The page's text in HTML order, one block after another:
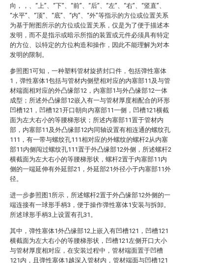
向，，、“上”、“下”、“前”、“后”、“左”、“右”、“竖直”、
“水平”、“顶”、“底”、“内”、“外”等指示的方位或位置关系
为基于附图所示的方位或位置关系，仅是为了便于描述本
发明，而不是指示或暗示所指的装置或元件必须具有特定
的方位、以特定的方位构造和操作，因此不能理解为对本
发明的限制。
参照图1可知，一种塑料管材旋挤封口件，包括弹性塞体
1，弹性塞体1包括与管材内侧壁相对应的内塞部11及与管
材端面相对应的外凸缘部12，内塞部1与外凸缘部12一体
成型；所述外凸缘部12嵌入有一与管材厚度相配合的环形
凹槽121，凹槽121开口朝向内塞部11一侧，凹槽121横截
面为左大右小的等腰梯形状；所述内塞部11置于管材内
部，内塞部11及外凸缘部12内同轴设置有相连通的螺纹孔
111，有一带与螺纹孔111相对应的外螺纹的螺杆2从内塞
部11内侧闯过螺纹孔111置于外凸缘部12外侧，所述螺杆2
横截面为左大右小的等腰梯形状，螺杆2置于内塞部11内
侧的一端延伸有外延部21，外延部21外径小于内塞部11外
径。
进一步参照图1所示，所述螺杆2置于外凸缘部12外侧的一
端连接有一球形手柄3，便于操作弹性塞体1安装与拆卸。
所述球形手柄3上设置有孔31。
其中，弹性塞体1外凸缘部12上嵌入有凹槽121，凹槽121
横截面为左大右小的等腰梯形状，凹槽121左侧开口大小
与管材厚度相对应，在安装过程中，管材端面置于凹槽
121内，且弹性塞体1越深入管材内，管材端面与凹槽121